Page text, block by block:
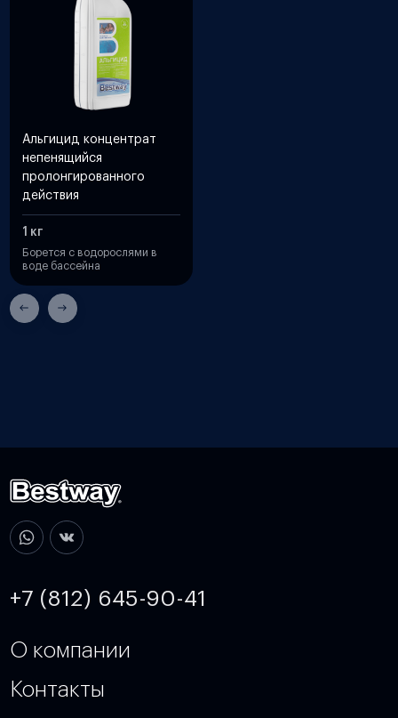
Альгицид концентрат
непенящийся
пролонгированного
действия
Борется с водорослями в
воде бассейна
1 кг
+7 (812) 645-90-41
О компании
Контакты